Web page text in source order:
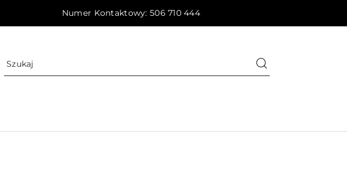
Numer Kontaktowy: 506 710 444